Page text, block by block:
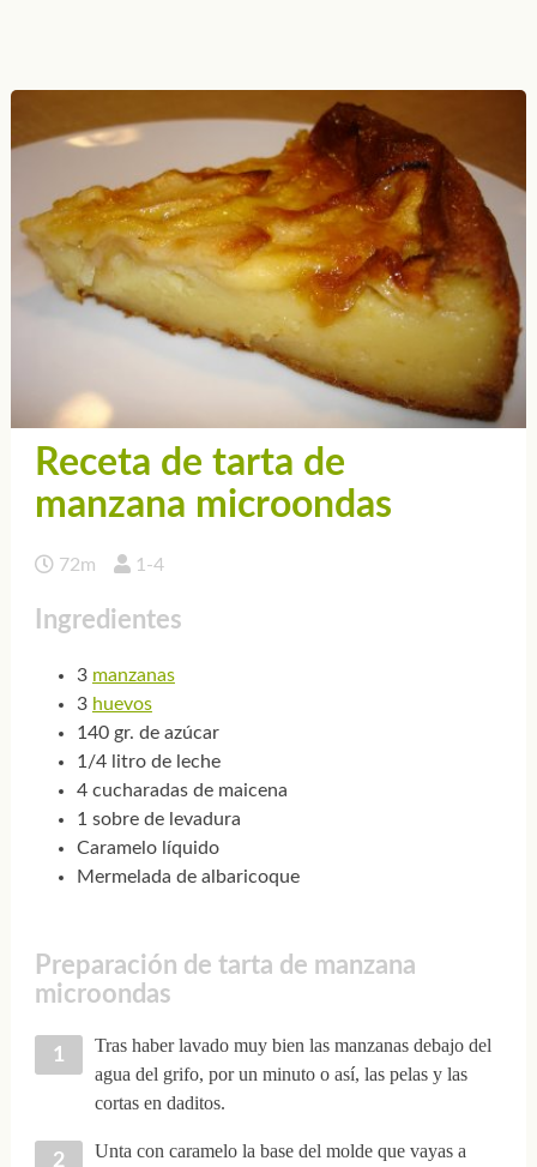
Receta de tarta de
manzana microondas
72m 1-4
Ingredientes
3 manzanas
3 huevos
140 gr. de azúcar
1/4 litro de leche
4 cucharadas de maicena
1 sobre de levadura
Caramelo líquido
Mermelada de albaricoque
Preparación de tarta de manzana
microondas
Tras haber lavado muy bien las manzanas debajo del
agua del grifo, por un minuto o así, las pelas y las
cortas en daditos.
Unta con caramelo la base del molde que vayas a